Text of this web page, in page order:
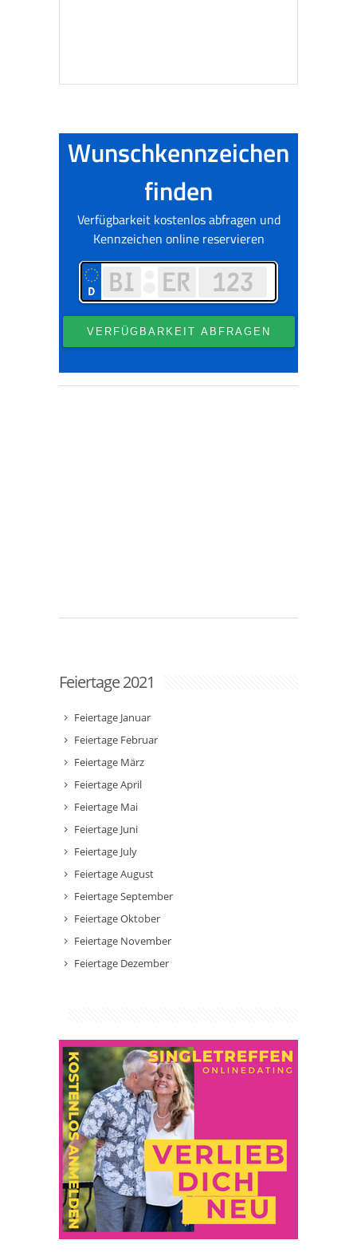
Feiertage 2021
Feiertage Januar
Feiertage Februar
Feiertage März
Feiertage April
Feiertage Mai
Feiertage Juni
Feiertage July
Feiertage August
Feiertage September
Feiertage Oktober
Feiertage November
Feiertage Dezember